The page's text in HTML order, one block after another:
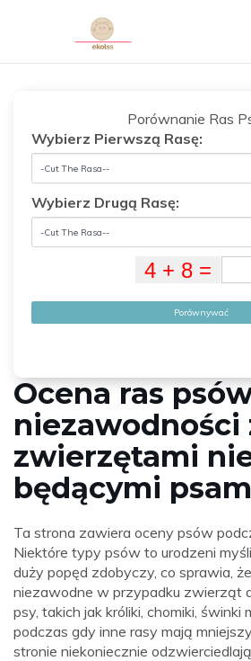
Porównanie Ras
Wybierz Pierwszą Rasę:
Wybierz Drugą Rasę:
Porównywać
Ocena ras
niezawodności
zwierzętami
będącymi
Ta strona zawiera oceny psów
Niektóre typy psów to urodzeni
duży popęd zdobyczy, co sprawia,
niezawodne w przypadku zwierząt
psy, takich jak króliki, chomiki, świnki
podczas gdy inne rasy mają
stronie niekoniecznie